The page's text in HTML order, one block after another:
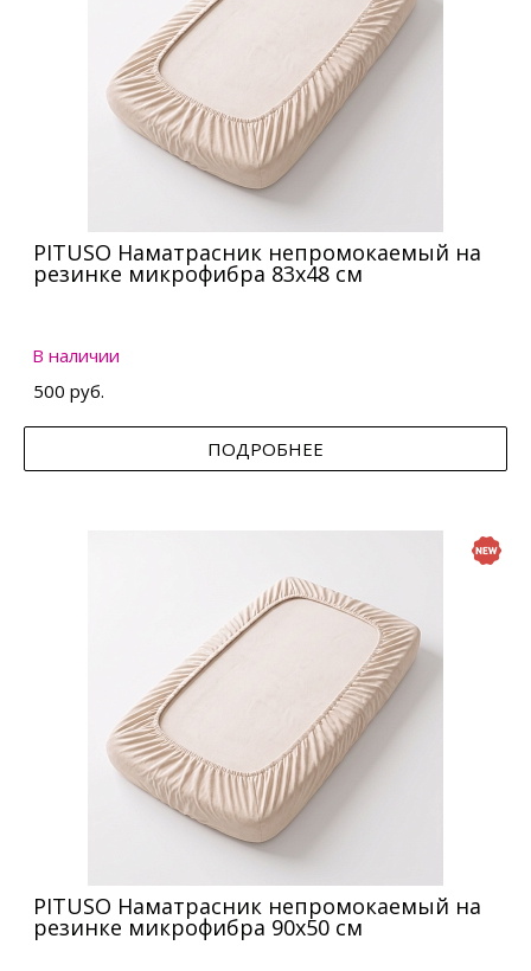
PITUSO Наматрасник непромокаемый на
резинке микрофибра 83х48 см
В наличии
500 руб.
ПОДРОБНЕЕ
PITUSO Наматрасник непромокаемый на
резинке микрофибра 90х50 см